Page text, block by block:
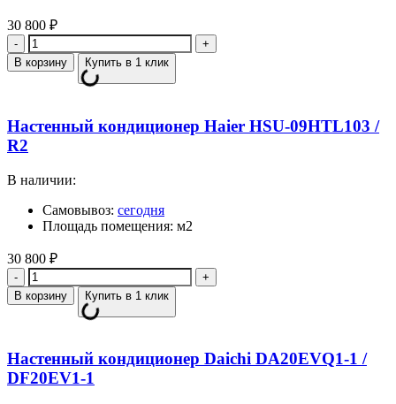
30 800 ₽
Количество
В корзину Купить в 1 клик
Настенный кондиционер Haier HSU-09HTL103 /
R2
В наличии:
Самовывоз: сегодня
Площадь помещения: м2
30 800 ₽
Количество
В корзину Купить в 1 клик
Настенный кондиционер Daichi DA20EVQ1-1 /
DF20EV1-1